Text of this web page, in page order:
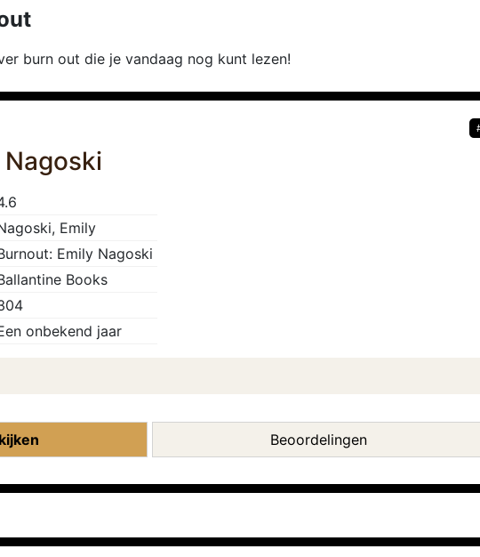
burn out die je vandaag nog kunt lezen!
Emily
Emily Nagoski
Books
onbekend jaar
Beoordelingen